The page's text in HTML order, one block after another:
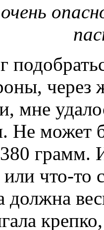
мне
Не может
грамм.
что-то
должна